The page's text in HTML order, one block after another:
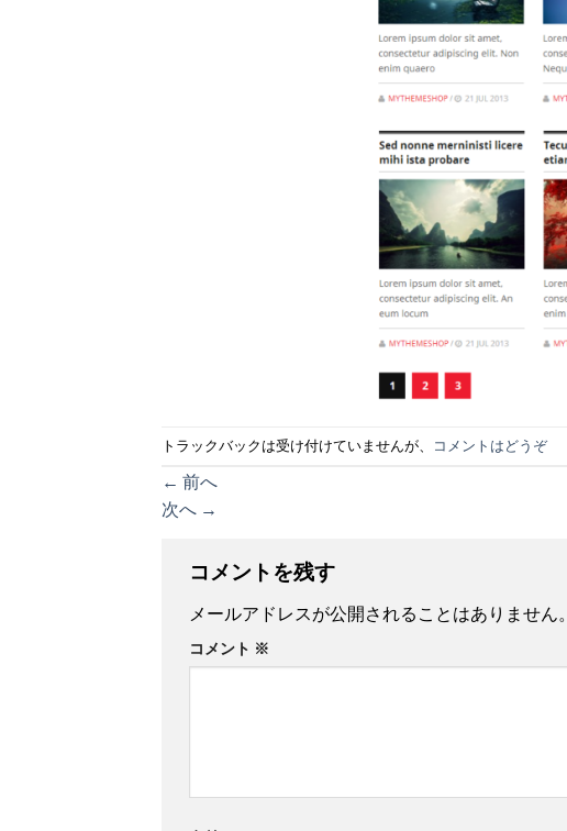
トラックバックは受け付けていませんが、 コメントはどうぞ
← 前へ
次へ →
コメントを残す
メールアドレスが公開されることはありません。
コメント ※